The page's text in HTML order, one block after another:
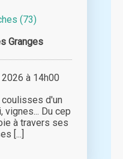
(73)
Granges
à 14h00
d'un
vignes... Du cep
à travers ses
[...]